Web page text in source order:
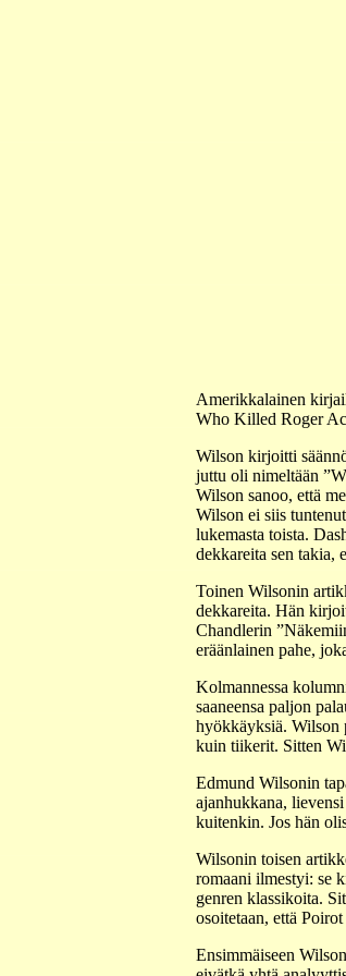
Amerikkalainen
Who Killed Roger
Wilson kirjoitti
juttu oli nimeltään
Wilson sanoo, että
Wilson ei siis
lukemasta toista.
dekkareita sen takia,
Toinen Wilsonin
dekkareita. Hän
Chandlerin
eräänlainen pahe,
Kolmannessa
saaneensa paljon
hyökkäyksiä. Wilson
kuin tiikerit. Sitten
Edmund Wilsonin
ajanhukkana,
kuitenkin. Jos hän
Wilsonin toisen
romaani ilmestyi: se
genren klassikoita.
osoitetaan, että
Ensimmäiseen